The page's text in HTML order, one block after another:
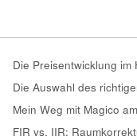
Die Preisentwicklung im
Die Auswahl des
Mein Weg mit Magico
FIR vs. IIR: